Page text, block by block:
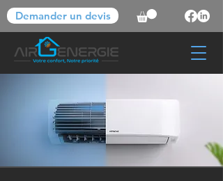
Demander un devis